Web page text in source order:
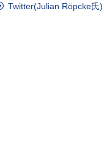
Twitter(Julian Röpcke氏)